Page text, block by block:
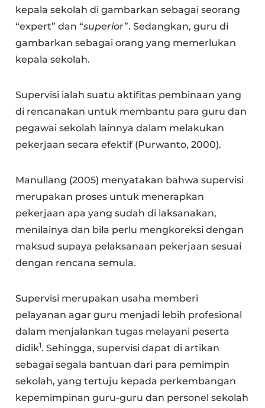
kepala sekolah di gambarkan sebagai seorang
“expert” dan “superior”. Sedangkan, guru di
gambarkan sebagai orang yang memerlukan
kepala sekolah.
Supervisi ialah suatu aktifitas pembinaan yang
di rencanakan untuk membantu para guru dan
pegawai sekolah lainnya dalam melakukan
pekerjaan secara efektif (Purwanto, 2000).
Manullang (2005) menyatakan bahwa supervisi
merupakan proses untuk menerapkan
pekerjaan apa yang sudah di laksanakan,
menilainya dan bila perlu mengkoreksi dengan
maksud supaya pelaksanaan pekerjaan sesuai
dengan rencana semula.
Supervisi merupakan usaha memberi
pelayanan agar guru menjadi lebih profesional
dalam menjalankan tugas melayani peserta
didik1. Sehingga, supervisi dapat di artikan
sebagai segala bantuan dari para pemimpin
sekolah, yang tertuju kepada perkembangan
kepemimpinan guru-guru dan personel sekolah